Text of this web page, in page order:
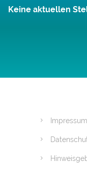
Keine aktuellen
Impressum